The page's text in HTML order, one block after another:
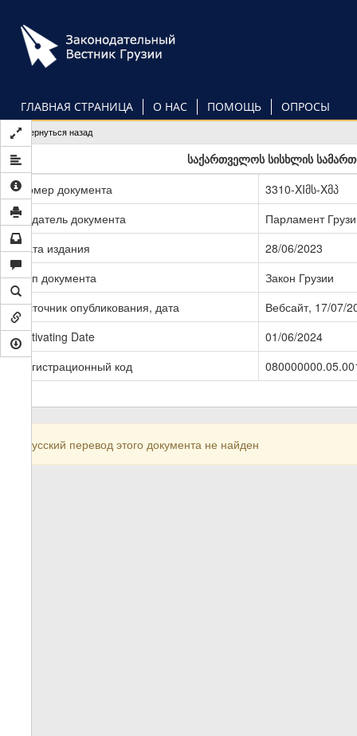
основному
содержанию
ГЛАВНАЯ СТРАНИЦА О НАС ПОМОЩЬ ОПРОСЫ
Вернуться назад
საქართველოს სისხლის
Номер документа
3310-XIმს-Xმპ
Издатель документа
Парламент
Дата издания
28/06/2023
Тип документа
Закон Грузии
Источник опубликования, дата
Вебсайт, 17/07/
Activating Date
01/06/2024
Регистрационный код
Русский перевод этого документа не найден